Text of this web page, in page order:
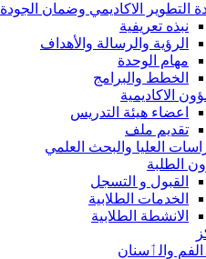
التطوير الاكاديمي وضمان الجودة
نبذه تعريفية
الرؤية والرسالة والأهداف
مهام الوحدة
الخطط والبرامج
الاكاديمية
اعضاء هيئة التدريس
تقديم ملف
العليا والبحث العلمي
الطلبة
القبول و التسجل
الخدمات الطلابية
الانشطة الطلابية
والٲسنان